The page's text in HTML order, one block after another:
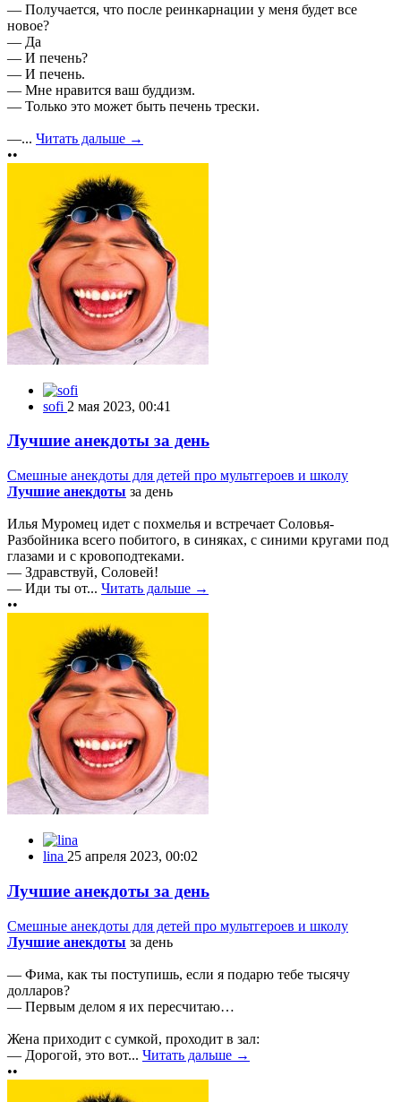
— Получается, что после реинкарнации у меня будет все
новое?
— Да
— И печень?
— И печень.
— Мне нравится ваш буддизм.
— Только это может быть печень трески.
—... Читать дальше →
••
sofi 2 мая 2023, 00:41
Лучшие анекдоты за день
Смешные анекдоты для детей про мультгероев и школу
Лучшие анекдоты за день
Илья Муромец идет с похмелья и встречает Соловья-
Разбойника всего побитого, в синяках, с синими кругами под
глазами и с кровоподтеками.
— Здравствуй, Соловей!
— Иди ты от... Читать дальше →
••
lina 25 апреля 2023, 00:02
Лучшие анекдоты за день
Смешные анекдоты для детей про мультгероев и школу
Лучшие анекдоты за день
— Фима, как ты поступишь, если я подарю тебе тысячу
долларов?
— Первым делом я их пересчитаю…
Жена приходит с сумкой, проходит в зал:
— Дорогой, это вот... Читать дальше →
••